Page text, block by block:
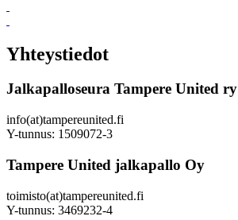
Yhteystiedot
Jalkapalloseura Tampere United ry
info(at)tampereunited.fi
Y-tunnus: 1509072-3
Tampere United jalkapallo Oy
toimisto(at)tampereunited.fi
Y-tunnus: 3469232-4